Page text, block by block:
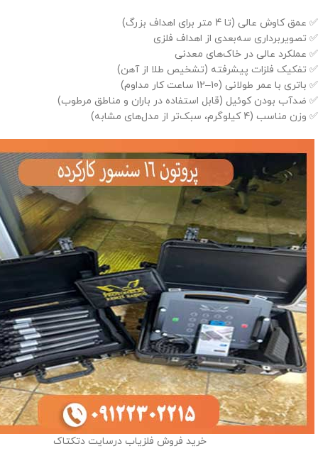
✅ عمق کاوش عالی (تا 4 متر برای اهداف بزرگ)
✅ تصویربرداری سه‌بعدی از اهداف فلزی
✅ عملکرد عالی در خاک‌های معدنی
✅ تفکیک فلزات پیشرفته (تشخیص طلا از آهن)
✅ باتری با عمر طولانی (10–12 ساعت کار مداوم)
✅ ضدآب بودن کوئیل (قابل استفاده در باران و مناطق مرطوب)
✅ وزن مناسب (4 کیلوگرم، سبک‌تر از مدل‌های مشابه)
خرید فروش فلزیاب درسایت دتکتاک